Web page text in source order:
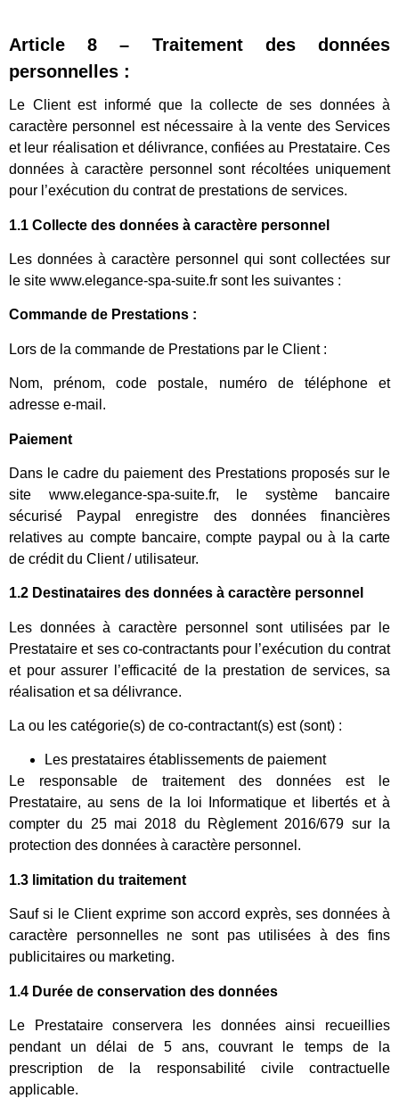
Article 8 – Traitement des données
personnelles :
Le Client est informé que la collecte de ses données à
caractère personnel est nécessaire à la vente des Services
et leur réalisation et délivrance, confiées au Prestataire. Ces
données à caractère personnel sont récoltées uniquement
pour l’exécution du contrat de prestations de services.
1.1 Collecte des données à caractère personnel
Les données à caractère personnel qui sont collectées sur
le site www.elegance-spa-suite.fr sont les suivantes :
Commande de Prestations :
Lors de la commande de Prestations par le Client :
Nom, prénom, code postale, numéro de téléphone et
adresse e-mail.
Paiement
Dans le cadre du paiement des Prestations proposés sur le
site www.elegance-spa-suite.fr, le système bancaire
sécurisé Paypal enregistre des données financières
relatives au compte bancaire, compte paypal ou à la carte
de crédit du Client / utilisateur.
1.2 Destinataires des données à caractère personnel
Les données à caractère personnel sont utilisées par le
Prestataire et ses co-contractants pour l’exécution du contrat
et pour assurer l’efficacité de la prestation de services, sa
réalisation et sa délivrance.
La ou les catégorie(s) de co-contractant(s) est (sont) :
Les prestataires établissements de paiement
Le responsable de traitement des données est le
Prestataire, au sens de la loi Informatique et libertés et à
compter du 25 mai 2018 du Règlement 2016/679 sur la
protection des données à caractère personnel.
1.3 limitation du traitement
Sauf si le Client exprime son accord exprès, ses données à
caractère personnelles ne sont pas utilisées à des fins
publicitaires ou marketing.
1.4 Durée de conservation des données
Le Prestataire conservera les données ainsi recueillies
pendant un délai de 5 ans, couvrant le temps de la
prescription de la responsabilité civile contractuelle
applicable.